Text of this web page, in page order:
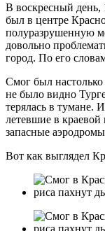
В воскресный день,
был в центре
полуразрушенную
довольно
город. По его
Смог был
не было видно
терялась в тумане.
летевшие в
запасные
Вот как выглядел